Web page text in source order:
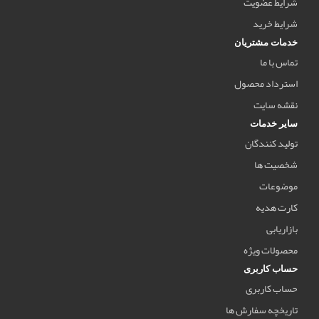
شرایط خرید
خدمات مشتریان
تماس با ما
استرداد محصول
نقشه سایت
سایر خدمات
تولید کنندگان
شخصیت ها
موضوعات
کارت هدیه
بازاریابی
محصولات ویژه
حساب کاربری
حساب کاربری
تاریخچه سفارش ها